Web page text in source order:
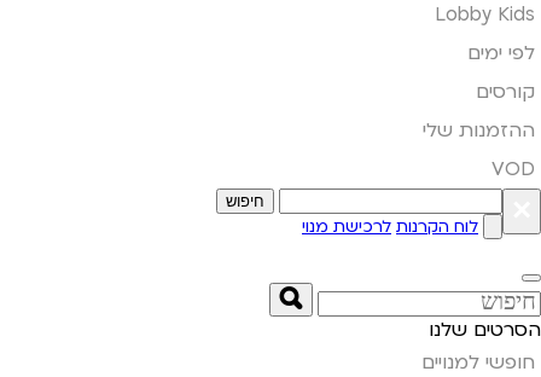
Lobby Kids
לפי ימים
קורסים
ההזמנות שלי
VOD
חיפוש
לוח הקרנות לרכישת מנוי
הסרטים שלנו
חופשי למנויים